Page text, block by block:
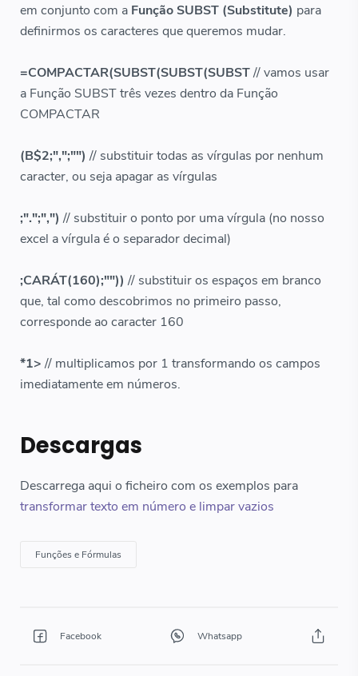
em conjunto com a Função SUBST (Substitute) para
definirmos os caracteres que queremos mudar.
=COMPACTAR(SUBST(SUBST(SUBST// vamos usar
a Função SUBST três vezes dentro da Função
COMPACTAR
(B$2;",";"") // substituir todas as vírgulas por nenhum
caracter, ou seja apagar as vírgulas
;".";",") // substituir o ponto por uma vírgula (no nosso
excel a vírgula é o separador decimal)
;CARÁT(160);"")) // substituir os espaços em branco
que, tal como descobrimos no primeiro passo,
corresponde ao caracter 160
*1>// multiplicamos por 1 transformando os campos
imediatamente em números.
Descargas
Descarrega aqui o ficheiro com os exemplos para
transformar texto em número e limpar vazios